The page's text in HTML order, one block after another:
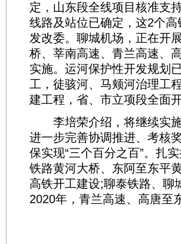
定，山东段全线项目核准支
线路及站位已确定，这2个
发改委。聊城机场，正在开
桥、莘南高速、青兰高速、
实施。运河保护性开发规划
工，徒骇河、马颊河治理工
建工程，省、市立项段全面开
李培荣介绍，将继续实施
进一步完善协调推进、考核
保实现“三个百分之百”。扎
铁路黄河大桥、东阿至东平
高铁开工建设;聊泰铁路、聊
2020年，青兰高速、高唐至